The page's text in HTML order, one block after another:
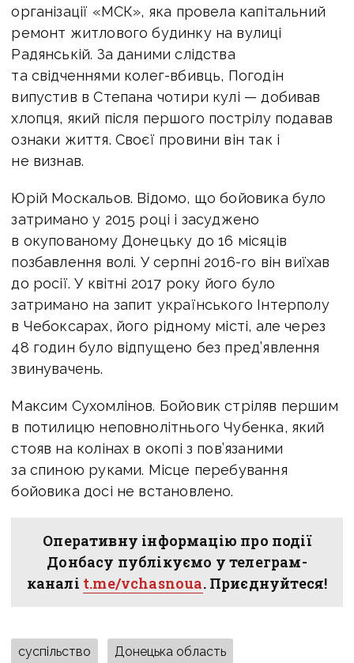
організації «МСК», яка провела капітальний
ремонт житлового будинку на вулиці
Радянській. За даними слідства
та свідченнями колег-вбивць, Погодін
випустив в Степана чотири кулі — добивав
хлопця, який після першого пострілу подавав
ознаки життя. Своєї провини він так і
не визнав.
Юрій Москальов. Відомо, що бойовика було
затримано у 2015 році і засуджено
в окупованому Донецьку до 16 місяців
позбавлення волі. У серпні 2016-го він виїхав
до росії. У квітні 2017 року його було
затримано на запит українського Інтерполу
в Чебоксарах, його рідному місті, але через
48 годин було відпущено без пред’явлення
звинувачень.
Максим Сухомлінов. Бойовик стріляв першим
в потилицю неповнолітнього Чубенка, який
стояв на колінах в окопі з пов’язаними
за спиною руками. Місце перебування
бойовика досі не встановлено.
Оперативну інформацію про події
Донбасу публікуємо у телеграм-
каналі t.me/vchasnoua. Приєднуйтеся!
суспільство Донецька область